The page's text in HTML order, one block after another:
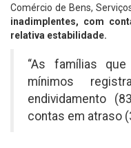
Comércio de Bens,
inadimplentes, com
relativa estabilidade.
“As famílias
mínimos
endividamento
contas em atraso